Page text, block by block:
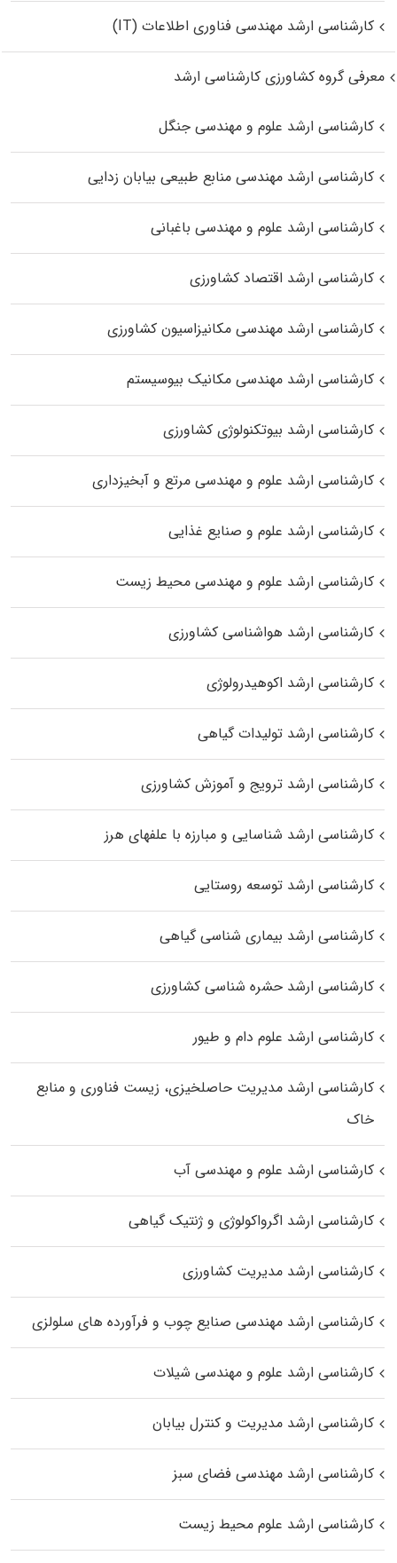
کارشناسی ارشد مهندسی فناوری اطلاعات (IT)
معرفی گروه کشاورزی کارشناسی ارشد
کارشناسی ارشد علوم و مهندسی جنگل
کارشناسی ارشد مهندسی منابع طبیعی بیابان زدایی
کارشناسی ارشد علوم و مهندسی باغبانی
کارشناسی ارشد اقتصاد کشاورزی
کارشناسی ارشد مهندسی مکانیزاسیون کشاورزی
کارشناسی ارشد مهندسی مکانیک بیوسیستم
کارشناسی ارشد بیوتکنولوژی کشاورزی
کارشناسی ارشد علوم و مهندسی مرتع و آبخیزداری
کارشناسی ارشد علوم و صنایع غذایی
کارشناسی ارشد علوم و مهندسی محیط زیست
کارشناسی ارشد هواشناسی کشاورزی
کارشناسی ارشد اکوهیدرولوژی
کارشناسی ارشد تولیدات گیاهی
کارشناسی ارشد ترویج و آموزش کشاورزی
کارشناسی ارشد شناسایی و مبارزه با علفهای هرز
کارشناسی ارشد توسعه روستایی
کارشناسی ارشد بیماری‌ شناسی گیاهی
کارشناسی ارشد حشره‌ شناسی کشاورزی
کارشناسی ارشد علوم دام و طیور
کارشناسی ارشد مدیریت حاصلخیزی، زیست فناوری و منابع
خاک
کارشناسی ارشد علوم و مهندسی آب
کارشناسی ارشد اگرواکولوژی و ژنتیک گیاهی
کارشناسی ارشد مدیریت کشاورزی
کارشناسی ارشد مهندسی صنایع چوب و فرآورده‌ های سلولزی
کارشناسی ارشد علوم و مهندسی شیلات
کارشناسی ارشد مدیریت و کنترل بیابان
کارشناسی ارشد مهندسی فضای سبز
کارشناسی ارشد علوم محیط‌ زیست